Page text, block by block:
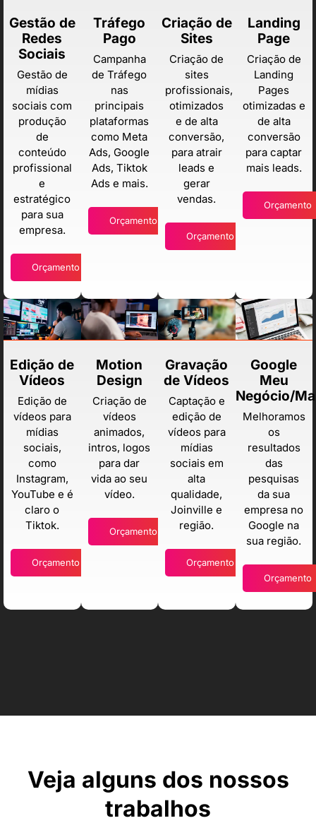
Gestão de
Redes
Sociais
Gestão de
mídias
sociais com
produção
de
conteúdo
profissional
e
estratégico
para sua
empresa.
Orçamento
Tráfego
Pago
Campanha
de Tráfego
nas
principais
plataformas
como Meta
Ads, Google
Ads, Tiktok
Ads e mais.
Orçamento
Criação de
Sites
Criação de
sites
profissionais,
otimizados
e de alta
conversão,
para atrair
leads e
gerar
vendas.
Orçamento
Landing
Page
Criação de
Landing
Pages
otimizadas e
de alta
conversão
para captar
mais leads.
Orçamento
Edição de
Vídeos
Edição de
vídeos para
mídias
sociais,
como
Instagram,
YouTube e é
claro o
Tiktok.
Orçamento
Motion
Design
Criação de
vídeos
animados,
intros, logos
para dar
vida ao seu
vídeo.
Orçamento
Gravação
de Vídeos
Captação e
edição de
vídeos para
mídias
sociais em
alta
qualidade,
Joinville e
região.
Orçamento
Google
Meu
Negócio/
Melhoramos
os
resultados
das
pesquisas
da sua
empresa no
Google na
sua região.
Orçamento
Veja alguns dos nossos
trabalhos